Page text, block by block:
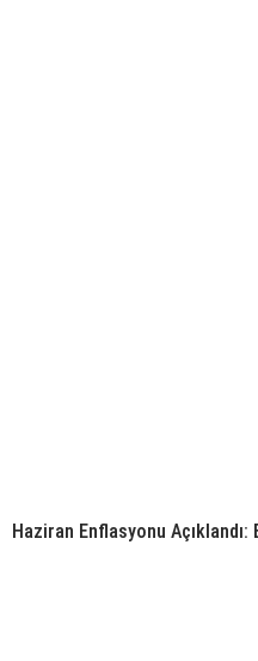
Haziran Enflasyonu